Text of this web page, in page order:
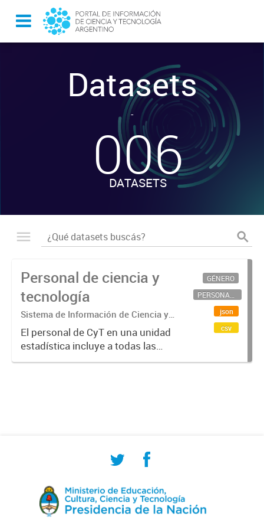
Datasets
-
006
DATASETS
Personal de ciencia y
tecnología
Sistema de Información de Ciencia y
Tecnología Argentino (SICYTAR)
El personal de CyT en una unidad
estadística incluye a todas las
personas involucradas
GÉNERO
PERSONAL CIENTÍFICO-TECNOLÓGICO
json
csv